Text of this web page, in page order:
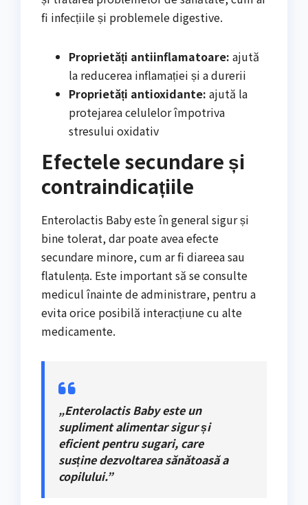
fi infecțiile și problemele digestive.
Proprietăți antiinflamatoare: ajută
la reducerea inflamației și a durerii
Proprietăți antioxidante: ajută la
protejarea celulelor împotriva
stresului oxidativ
Efectele secundare și
contraindicațiile
Enterolactis Baby este în general sigur și
bine tolerat, dar poate avea efecte
secundare minore, cum ar fi diareea sau
flatulența. Este important să se consulte
medicul înainte de administrare, pentru a
evita orice posibilă interacțiune cu alte
medicamente.
„Enterolactis Baby este un
supliment alimentar sigur și
eficient pentru sugari, care
susține dezvoltarea sănătoasă a
copilului.”